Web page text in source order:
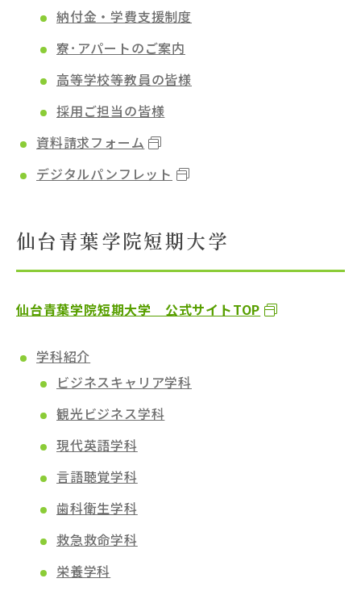
納付金・学費支援制度
寮･アパートのご案内
高等学校等教員の皆様
採用ご担当の皆様
資料請求フォーム
デジタルパンフレット
仙台青葉学院短期大学
仙台青葉学院短期大学 公式サイトTOP
学科紹介
ビジネスキャリア学科
観光ビジネス学科
現代英語学科
言語聴覚学科
歯科衛生学科
救急救命学科
栄養学科